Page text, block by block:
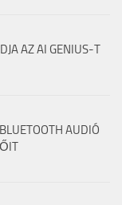
AZ AI GENIUS-T
AUDIÓ